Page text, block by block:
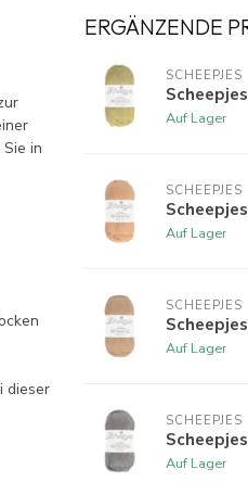
in
dieser
ERGÄNZENDE
SCHEEPJES
Auf Lager
SCHEEPJES
Auf Lager
SCHEEPJES
Auf Lager
SCHEEPJES
Auf Lager